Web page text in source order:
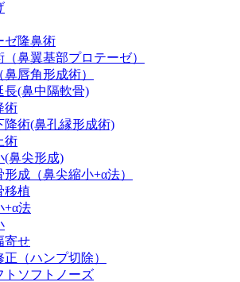
ゼ隆鼻術
鼻翼基部プロテーゼ）
唇角形成術）
長(鼻中隔軟骨)
術
降術(鼻孔縁形成術)
術
(鼻尖形成)
成（鼻尖縮小+α法）
移植
+α法
寄せ
正（ハンプ切除）
トソフトノーズ